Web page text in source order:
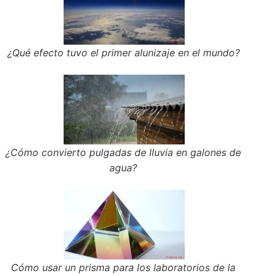
¿Qué efecto tuvo el primer alunizaje en el mundo?
¿Cómo convierto pulgadas de lluvia en galones de
agua?
Cómo usar un prisma para los laboratorios de la